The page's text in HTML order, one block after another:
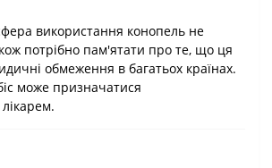
використання конопель не
потрібно пам'ятати про те, що ця
обмеження в багатьох країнах.
може призначатися